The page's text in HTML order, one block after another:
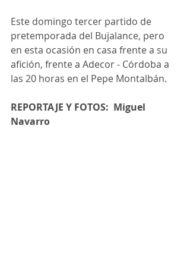
Este domingo tercer partido de
pretemporada del Bujalance, pero
en esta ocasión en casa frente a su
afición, frente a Adecor - Córdoba a
las 20 horas en el Pepe Montalbán.
REPORTAJE Y FOTOS:  Miguel
Navarro